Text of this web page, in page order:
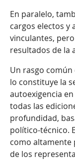
En paralelo,
cargos electos y
vinculantes,
resultados de la
Un rasgo
lo constituye la
autoexigencia
todas las
profundidad,
político-técnico.
como altamente
de los